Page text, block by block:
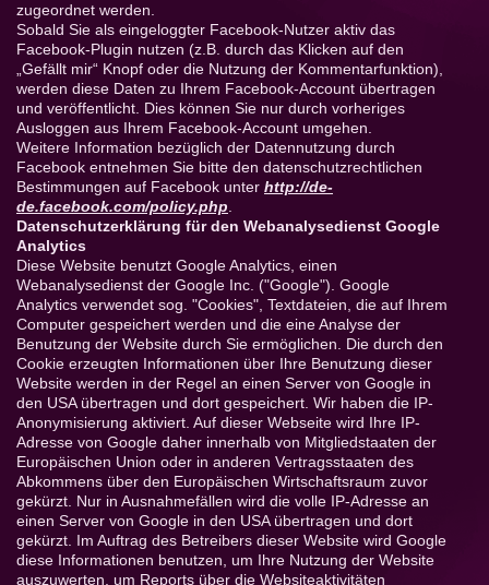
zugeordnet werden.
Sobald Sie als eingeloggter Facebook-Nutzer aktiv das
Facebook-Plugin nutzen (z.B. durch das Klicken auf den
„Gefällt mir“ Knopf oder die Nutzung der Kommentarfunktion),
werden diese Daten zu Ihrem Facebook-Account übertragen
und veröffentlicht. Dies können Sie nur durch vorheriges
Ausloggen aus Ihrem Facebook-Account umgehen.
Weitere Information bezüglich der Datennutzung durch
Facebook entnehmen Sie bitte den datenschutzrechtlichen
Bestimmungen auf Facebook unter http://de-
de.facebook.com/policy.php
Datenschutzerklärung für den Webanalysedienst Google
Analytics
Diese Website benutzt Google Analytics, einen
Webanalysedienst der Google Inc. ("Google"). Google
Analytics verwendet sog. "Cookies", Textdateien, die auf Ihrem
Computer gespeichert werden und die eine Analyse der
Benutzung der Website durch Sie ermöglichen. Die durch den
Cookie erzeugten Informationen über Ihre Benutzung dieser
Website werden in der Regel an einen Server von Google in
den USA übertragen und dort gespeichert. Wir haben die IP-
Anonymisierung aktiviert. Auf dieser Webseite wird Ihre IP-
Adresse von Google daher innerhalb von Mitgliedstaaten der
Europäischen Union oder in anderen Vertragsstaaten des
Abkommens über den Europäischen Wirtschaftsraum zuvor
gekürzt. Nur in Ausnahmefällen wird die volle IP-Adresse an
einen Server von Google in den USA übertragen und dort
gekürzt. Im Auftrag des Betreibers dieser Website wird Google
diese Informationen benutzen, um Ihre Nutzung der Website
auszuwerten, um Reports über die Websiteaktivitäten